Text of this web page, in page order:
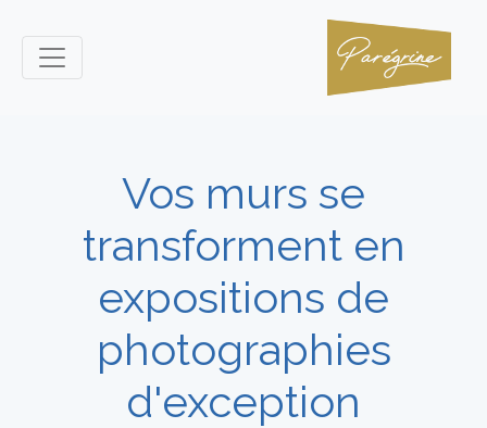
Vos murs se
transforment en
expositions de
photographies
d'exception